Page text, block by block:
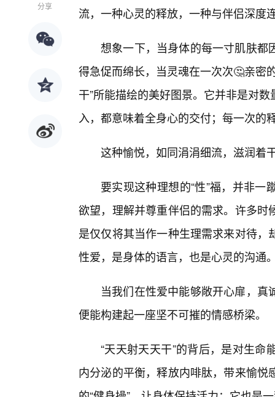
分享
流，一种心灵的释放，一种与伴侣深度
想象一下，当身体的每一寸肌肤都
得急促而绵长，当灵魂在一次次🤔亲
干”所能描绘的美好图景。它并非是对
入，都意味着全身心的交付；每一次的
这种愉悦，如同涓涓细流，滋润着
要实现这种理想的“性”福，并非
欲望，理解并尊重伴侣的需求。许多
是仅仅将其当作一种生理需求来对待
性爱，是身体的语言，也是心灵的沟通
当我们在性爱中能够敞开心扉，
便能构建起一座坚不可摧的情感桥梁。
“天天射天天干”的背后，是对生
内分泌的平衡，释放内啡肽，带来愉